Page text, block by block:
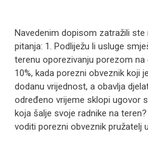
Navedenim dopisom zatražili
pitanja: 1. Podliježu li usluge
terenu oporezivanju porezom
10%, kada porezni obveznik koji
dodanu vrijednost, a obavlja
određeno vrijeme sklopi ugovor
koja šalje svoje radnike na
voditi porezni obveznik pružatelj